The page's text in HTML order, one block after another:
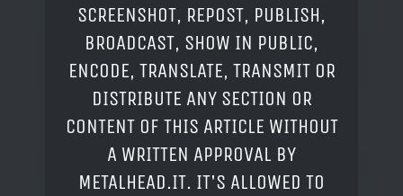
SCREENSHOT, REPOST, PUBLISH,
BROADCAST, SHOW IN PUBLIC,
ENCODE, TRANSLATE, TRANSMIT OR
DISTRIBUTE ANY SECTION OR
CONTENT OF THIS ARTICLE WITHOUT
A WRITTEN APPROVAL BY
METALHEAD.IT. IT'S ALLOWED TO